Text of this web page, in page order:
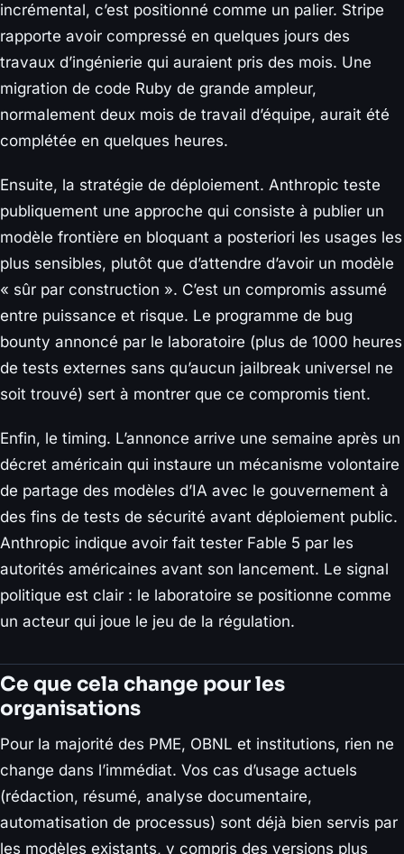
incrémental, c’est positionné comme un palier. Stripe
rapporte avoir compressé en quelques jours des
travaux d’ingénierie qui auraient pris des mois. Une
migration de code Ruby de grande ampleur,
normalement deux mois de travail d’équipe, aurait été
complétée en quelques heures.
Ensuite, la stratégie de déploiement. Anthropic teste
publiquement une approche qui consiste à publier un
modèle frontière en bloquant a posteriori les usages les
plus sensibles, plutôt que d’attendre d’avoir un modèle
« sûr par construction ». C’est un compromis assumé
entre puissance et risque. Le programme de bug
bounty annoncé par le laboratoire (plus de 1000 heures
de tests externes sans qu’aucun jailbreak universel ne
soit trouvé) sert à montrer que ce compromis tient.
Enfin, le timing. L’annonce arrive une semaine après un
décret américain qui instaure un mécanisme volontaire
de partage des modèles d’IA avec le gouvernement à
des fins de tests de sécurité avant déploiement public.
Anthropic indique avoir fait tester Fable 5 par les
autorités américaines avant son lancement. Le signal
politique est clair : le laboratoire se positionne comme
un acteur qui joue le jeu de la régulation.
Ce que cela change pour les
organisations
Pour la majorité des PME, OBNL et institutions, rien ne
change dans l’immédiat. Vos cas d’usage actuels
(rédaction, résumé, analyse documentaire,
automatisation de processus) sont déjà bien servis par
les modèles existants, y compris des versions plus